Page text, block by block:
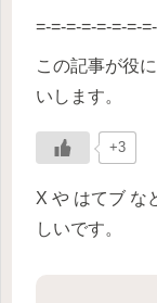
=-=-=-=-=-=-=-
この記事が役
いします。
+3
X や はてブ な
しいです。